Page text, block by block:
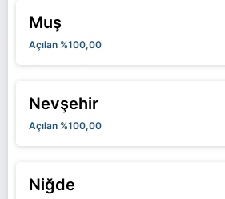
Muş
Açılan %100,00
Nevşehir
Açılan %100,00
Niğde